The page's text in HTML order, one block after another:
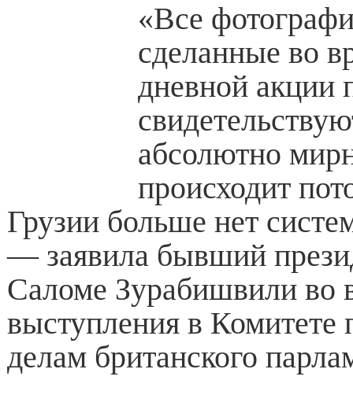
«Все
сделанные во
дневной акции
абсолютно
происходит
Грузии больше нет
— заявила бывший
Саломе Зурабишвили во
выступления в
делам британского